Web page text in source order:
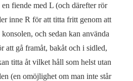
en fiende med L (och därefter rör
inne R för att titta fritt genom att
och sedan kan använda
att gå framåt, bakåt och i sidled,
titta åt vilket håll som helst utan
(en omöjlighet om man inte står